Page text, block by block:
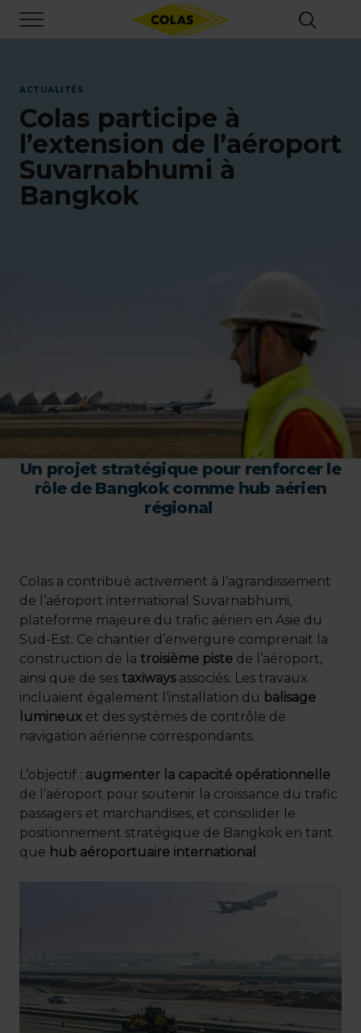
contenu
principal
ACTUALITÉS
Colas participe à
l’extension de l’aéroport
Suvarnabhumi à
Bangkok
Un projet stratégique pour renforcer le
rôle de Bangkok comme hub aérien
régional
Colas a contribué activement à l’agrandissement
de l’aéroport international Suvarnabhumi,
plateforme majeure du trafic aérien en Asie du
Sud-Est. Ce chantier d’envergure comprenait la
construction de la troisième piste de l’aéroport,
ainsi que de ses taxiways associés. Les travaux
incluaient également l’installation du balisage
lumineux et des systèmes de contrôle de
navigation aérienne correspondants.
L’objectif : augmenter la capacité opérationnelle
de l’aéroport pour soutenir la croissance du trafic
passagers et marchandises, et consolider le
positionnement stratégique de Bangkok en tant
que hub aéroportuaire international .